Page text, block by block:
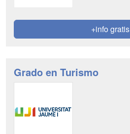
+info gratis
Grado en Turismo